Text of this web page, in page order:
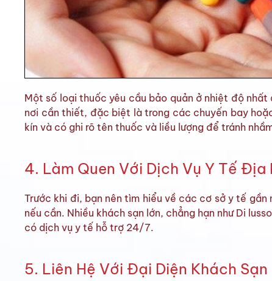
Một số loại thuốc yêu cầu bảo quản ở nhiệt độ
nơi cần thiết, đặc biệt là trong các chuyến bay
kín và có ghi rõ tên thuốc và liều lượng để tránh
4. Làm Quen Với Dịch Vụ Y Tế Địa
Trước khi đi, bạn nên tìm hiểu về các cơ sở y tế
nếu cần. Nhiều khách sạn lớn, chẳng hạn như Di
có dịch vụ y tế hỗ trợ 24/7.
5. Liên Hệ Với Đại Diện Khách Sạn